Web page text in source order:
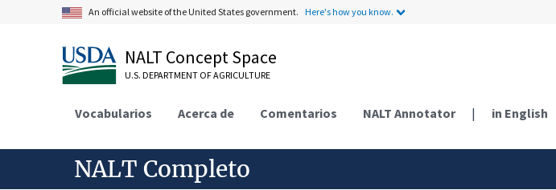
An official website of the United States government. Here's how you know.
NALT Concept Space
U.S. DEPARTMENT OF AGRICULTURE
Vocabularios Acerca de Comentarios NALT Annotator | in English
NALT Completo
productos agrícolas
mercancía a granel
piensos
productos animales
productos de origen vegetal
caña de azúcar
concentrados de proteína vegetal